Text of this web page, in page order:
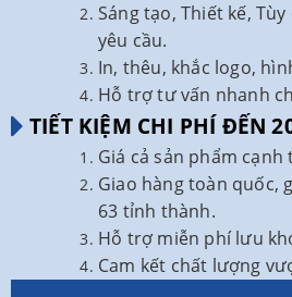
Sáng tạo, Thiết kế,
yêu cầu.
In, thêu, khắc logo,
Hỗ trợ tư vấn nhanh
TIẾT KIỆM CHI PHÍ ĐẾN
Giá cả sản phẩm cạnh
Giao hàng toàn quốc,
63 tỉnh thành.
Hỗ trợ miễn phí lưu
Cam kết chất lượng